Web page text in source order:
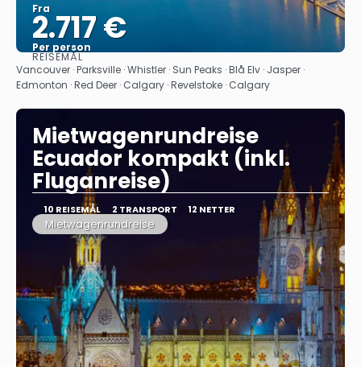
Fra
2.717 €
Per person
Se
REISEMÅL
Vancouver · Parksville · Whistler · Sun Peaks · Blå Elv · Jasper ·
Edmonton · Red Deer · Calgary · Revelstoke · Calgary
Mietwagenrundreise
Ecuador kompakt (inkl.
Fluganreise)
10 REISEMÅL 2 TRANSPORT 12 NETTER
Mietwagenrundreise